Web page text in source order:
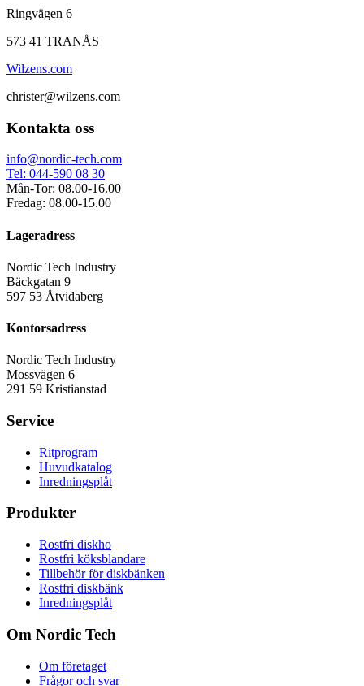
Ringvägen 6
573 41 TRANÅS
Wilzens.com
christer@wilzens.com
Kontakta oss
info@nordic-tech.com
Tel: 044-590 08 30
Mån-Tor: 08.00-16.00
Fredag: 08.00-15.00
Lageradress
Nordic Tech Industry
Bäckgatan 9
597 53 Åtvidaberg
Kontorsadress
Nordic Tech Industry
Mossvägen 6
291 59 Kristianstad
Service
Ritprogram
Huvudkatalog
Inredningsplåt
Produkter
Rostfri diskho
Rostfri köksblandare
Tillbehör för diskbänken
Rostfri diskbänk
Inredningsplåt
Om Nordic Tech
Om företaget
Frågor och svar